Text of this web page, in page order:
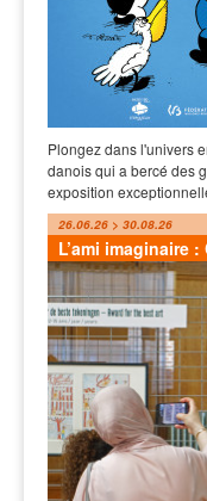
Plongez dans l'univers
danois qui a bercé des
exposition
26.06.26 > 30.08.26
L’ami imaginaire